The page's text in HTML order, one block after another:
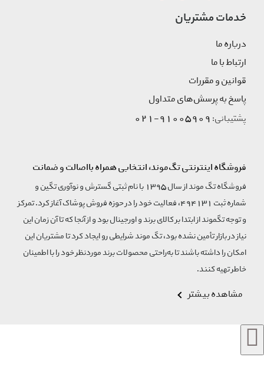
خدمات مشتریان
درباره ما
ارتباط با ما
قوانین و مقررات
پاسخ به پرسش‌های متداول
پشتیبانی:91005909-021
فروشگاه اینترنتی تگ‌موند، انتخابی همراه بااصالت و ضمانت
فروشگاه تگ موند از سال 1395 با نام ثبتی گسترش و نوآوری تگین و
شماره ثبت 494131، فعالیت خود را در حوزه فروش پوشاک آغاز کرد. تمرکز
و توجه تگموند از ابتدا بر کالای برند و اورجینال بود و از آنجا که تا آن زمان این
نیاز در بازار تأمین نشده بود، تگ موند شرایطی رو ایجاد کرد تا مشتریان این
امکان را داشته باشند تا به‌راحتی محصولات برند مورد‌نظر خود را با اطمینان
خاطر تهیه کنند.
مشاهده بیشتر